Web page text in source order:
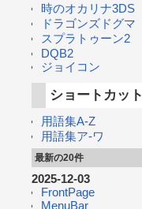
時のオカリナ3DS
ドラゴンズドグマ
スプラトゥーン2
DQB2
ジョイコン
ショートカット
用語集A-Z
用語集ア-ワ
最新の20件
2025-12-03
FrontPage
MenuBar